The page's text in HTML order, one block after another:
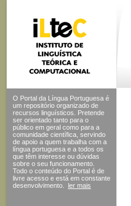
O Portal da Língua Portuguesa é
um repositório organizado de
recursos linguísticos. Pretende
ser orientado tanto para o
público em geral como para a
comunidade científica, servindo
de apoio a quem trabalha com a
língua portuguesa e a todos os
que têm interesse ou dúvidas
sobre o seu funcionamento.
Todo o conteúdo do Portal é de
livre acesso e está em constante
desenvolvimento.
ler mais